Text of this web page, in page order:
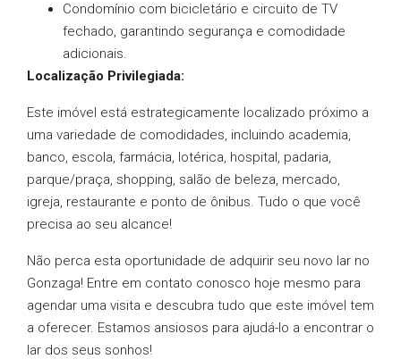
Condomínio com bicicletário e circuito de TV
fechado, garantindo segurança e comodidade
adicionais.
Localização Privilegiada:
Este imóvel está estrategicamente localizado próximo a
uma variedade de comodidades, incluindo academia,
banco, escola, farmácia, lotérica, hospital, padaria,
parque/praça, shopping, salão de beleza, mercado,
igreja, restaurante e ponto de ônibus. Tudo o que você
precisa ao seu alcance!
Não perca esta oportunidade de adquirir seu novo lar no
Gonzaga! Entre em contato conosco hoje mesmo para
agendar uma visita e descubra tudo que este imóvel tem
a oferecer. Estamos ansiosos para ajudá-lo a encontrar o
lar dos seus sonhos!